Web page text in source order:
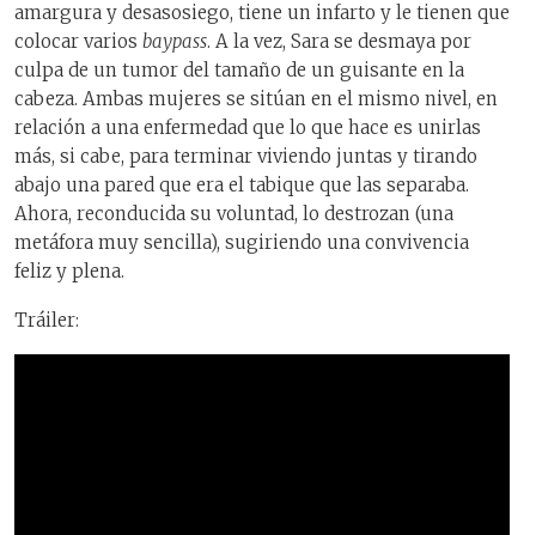
amargura y desasosiego, tiene un infarto y le tienen que
colocar varios baypass. A la vez, Sara se desmaya por
culpa de un tumor del tamaño de un guisante en la
cabeza. Ambas mujeres se sitúan en el mismo nivel, en
relación a una enfermedad que lo que hace es unirlas
más, si cabe, para terminar viviendo juntas y tirando
abajo una pared que era el tabique que las separaba.
Ahora, reconducida su voluntad, lo destrozan (una
metáfora muy sencilla), sugiriendo una convivencia
feliz y plena.
Tráiler: